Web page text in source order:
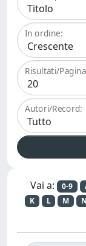
In ordine:
Risultati/Pagina
Autori/Record:
Vai a: 0-9
K
L M N